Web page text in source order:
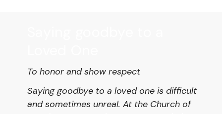
To honor and show respect ​
​Saying goodbye to a loved one is difficult
and sometimes unreal. At the Church of